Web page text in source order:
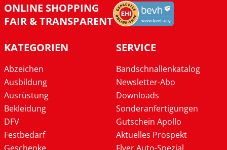
ONLINE SHOPPING
FAIR & TRANSPARENT
KATEGORIEN
Abzeichen
Ausbildung
Ausrüstung
Bekleidung
DFV
Festbedarf
SERVICE
Bandschnallenkatalog
Newsletter-Abo
Downloads
Sonderanfertigungen
Gutschein Apollo
Aktuelles Prospekt